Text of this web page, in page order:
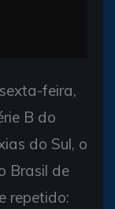
feira,
B do
do Sul, o
Brasil de
repetido: